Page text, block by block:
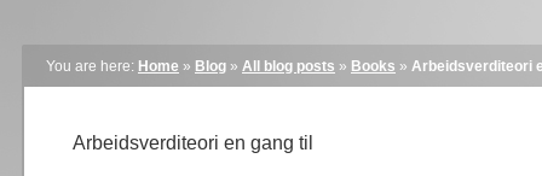
You are here: Home » Blog » All blog posts » Books » Arbeidsverditeori
Arbeidsverditeori en gang til